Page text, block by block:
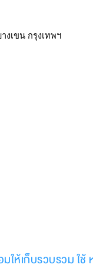
งเขน กรุงเทพฯ
ให้เก็บรวบรวม ใ